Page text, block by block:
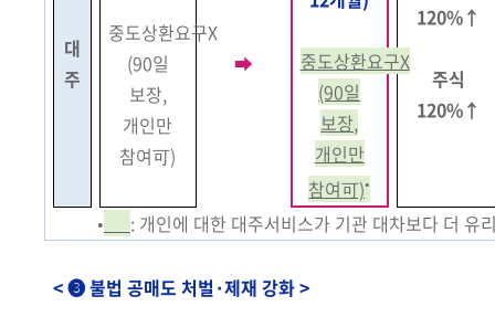
대
주
중도상환요구X
(90일
보장,
개인만
참여可)
➡
중도상환요구X
(90일
보장,
개인만
참여可)•
120%↑
주식
120%↑
• : 개인에 대한 대주서비스가 기관 대차보다 더 유
< ❸ 불법 공매도 처벌·제재 강화 >